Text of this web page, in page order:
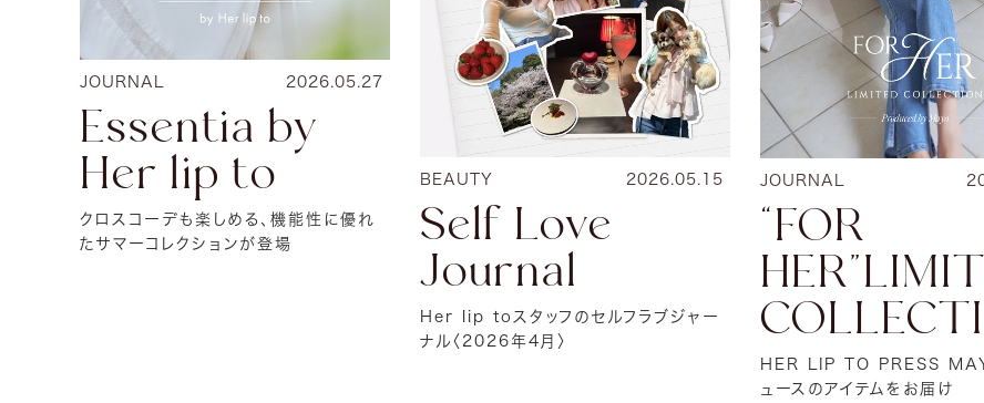
JOURNAL 2026.05.27
Essentia by
Her lip to
クロスコーデも楽しめる、機能性に優れ
たサマーコレクションが登場
BEAUTY 2026.05.15
Self Love
Journal
Her lip toスタッフのセルフラブジャー
ナル〈2026年4月〉
JOURNAL
“FOR
HER LIP TO PRESS
ュースのアイテムをお届け